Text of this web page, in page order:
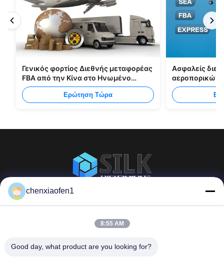
Γενικός φορτίος Διεθνής μεταφορέας
FBA από την Κίνα στο Ηνωμένο
Βασίλειο Ιταλία Πορτογαλία
Ερώτηση Τώρα
Ασφαλείς
αεροπορικών
FBA Κίνα
Co. υπηρεσιών διαχείρησης οδικής επιχείρησης
μεταξιού του Πεκίνου, ΕΠΕ
Σύνδεσμοι
μας
chenxiaofen1
8:55 AM
Good day, what product are you looking for?